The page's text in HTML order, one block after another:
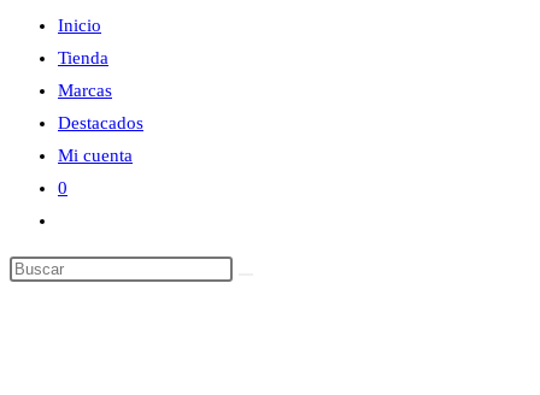
Inicio
Tienda
Marcas
Destacados
Mi cuenta
0
de
Buscar